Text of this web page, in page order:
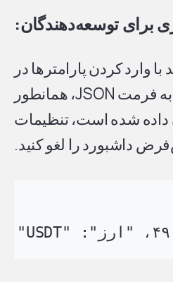
برای توسعه‌دهندگان:
وارد کردن پارامترها در
درخواست API خود به فرمت JSON، همانطور
داده شده است، تنظیمات
داشبورد را لغو کنید.